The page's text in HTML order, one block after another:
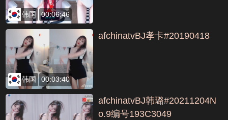
韩国 00:06:46
韩国 00:03:40
afchinatvBJ孝卡#20190418
afchinatvBJ韩璐#20211204N
o.9编号193C3049